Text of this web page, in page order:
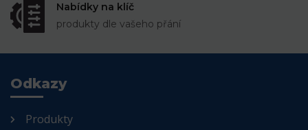
Nabídky na klíč
produkty dle vašeho přání
Odkazy
Produkty